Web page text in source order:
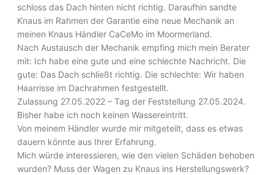
schloss das Dach hinten nicht richtig. Daraufhin sandte
Knaus im Rahmen der Garantie eine neue Mechanik an
meinen Knaus Händler CaCeMo im Moormerland.
Nach Austausch der Mechanik empfing mich mein Berater
mit: Ich habe eine gute und eine schlechte Nachricht. Die
gute: Das Dach schließt richtig. Die schlechte: Wir haben
Haarrisse im Dachrahmen festgestellt.
Zulassung 27.05.2022 – Tag der Feststellung 27.05.2024.
Bisher habe ich noch keinen Wassereintritt.
Von meinem Händler wurde mir mitgeteilt, dass es etwas
dauern könnte aus Ihrer Erfahrung.
Mich würde interessieren, wie den vielen Schäden behoben
wurden? Muss der Wagen zu Knaus ins Herstellungswerk?